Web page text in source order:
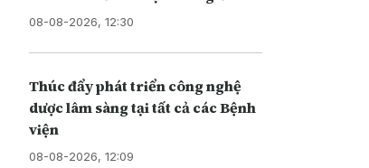
08-08-2026, 12:30
Thúc đẩy phát triển công nghệ
dược lâm sàng tại tất cả các Bệnh
viện
08-08-2026, 12:09